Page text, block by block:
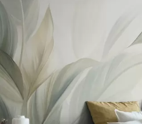
Преміум
640
Преміум Вініл
1216 730 грн